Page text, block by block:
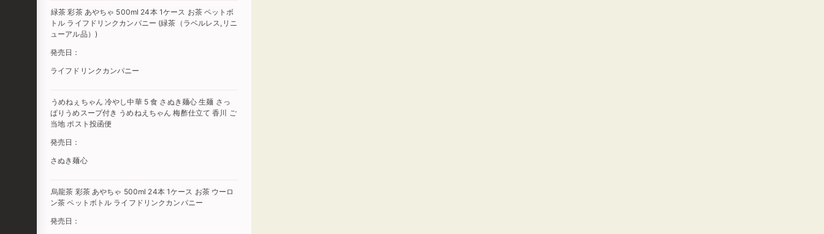
緑茶 彩茶 あやちゃ 500ml 24本 1ケース お茶 ペットボ
トル ライフドリンクカンパニー (緑茶（ラベルレス,リニ
ューアル品）)
発売日：
ライフドリンクカンパニー
うめねぇちゃん 冷やし中華 5 食 さぬき麺心 生麺 さっ
ぱりうめスープ付き うめねえちゃん 梅酢仕立て 香川 ご
当地 ポスト投函便
発売日：
さぬき麺心
烏龍茶 彩茶 あやちゃ 500ml 24本 1ケース お茶 ウーロ
ン茶 ペットボトル ライフドリンクカンパニー
発売日：